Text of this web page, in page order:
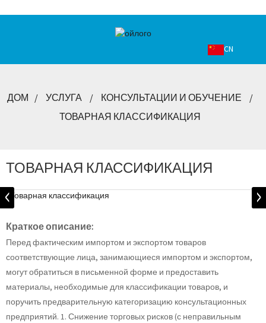
CN
ДОМ УСЛУГА
КОНСУЛЬТАЦИИ И ОБУЧЕНИЕ
ТОВАРНАЯ КЛАССИФИКАЦИЯ
ТОВАРНАЯ КЛАССИФИКАЦИЯ
Краткое описание:
Перед фактическим импортом и экспортом товаров
соответствующие лица, занимающиеся импортом и экспортом,
могут обратиться в письменной форме и предоставить
материалы, необходимые для классификации товаров, и
поручить предварительную категоризацию консультационных
предприятий. 1. Снижение торговых рисков (с неправильным